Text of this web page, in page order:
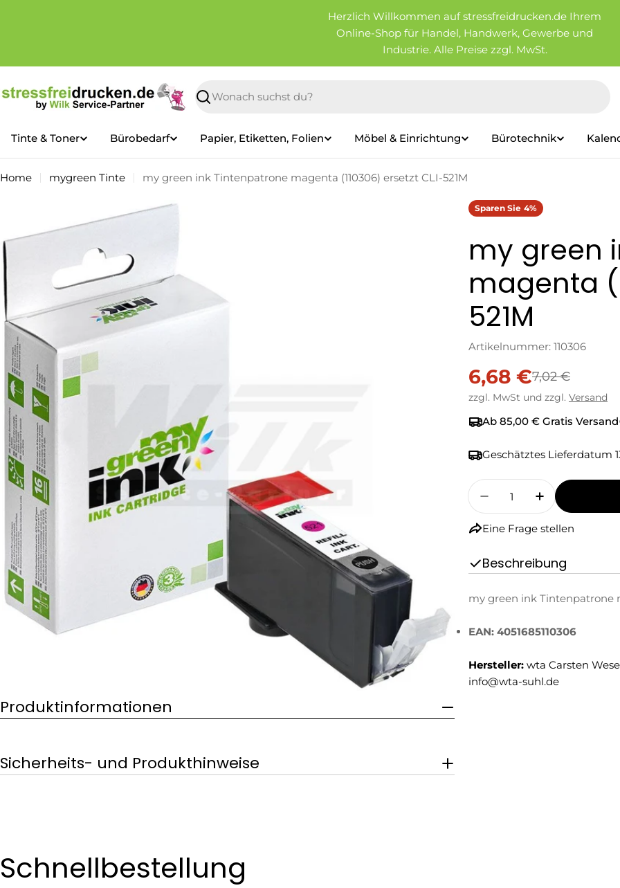
Herzlich Willkommen auf stressfreidrucken.de Ihrem
Online-Shop für Handel, Handwerk, Gewerbe und
Industrie. Alle Preise zzgl. MwSt.
Suchen
Tinte & Toner Bürobedarf Papier, Etiketten, Folien Möbel & Einrichtung Bürotechnik
Home mygreen Tinte my green ink Tintenpatrone magenta (110306) ersetzt CLI-521M
den
Produktinformationen
Sie das Medium 0 im Modalformat
Produktinformationen
Sicherheits- und Produkthinweise
Sparen Sie 4%
my green
magenta
521M
Artikelnummer: 110306
Verkaufspreis
6,68 €
Regulärer
Preis
7,02 €
zzgl. MwSt und zzgl. Versand
Ab 85,00 € Gratis Versand
Geschätztes Lieferdatum
Menge
Menge Für My
Menge Für
Eine Frage stellen
Beschreibung
my green ink Tintenpatrone
EAN: 4051685110306
Hersteller: wta Carsten
info@wta-suhl.de
Schnellbestellung